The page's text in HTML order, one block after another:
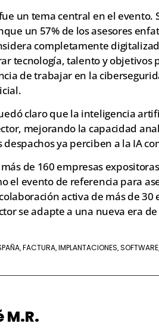
un tema central en el evento.
un 57% de los asesores
completamente
tecnología, talento y objetivos
de trabajar en la
claro que la inteligencia
mejorando la capacidad
despachos ya perciben a la IA
de 160 empresas
el evento de referencia para
activa de más de
se adapte a una nueva era
FACTURA IMPLANTACIONES SOFTWARE
M.R.